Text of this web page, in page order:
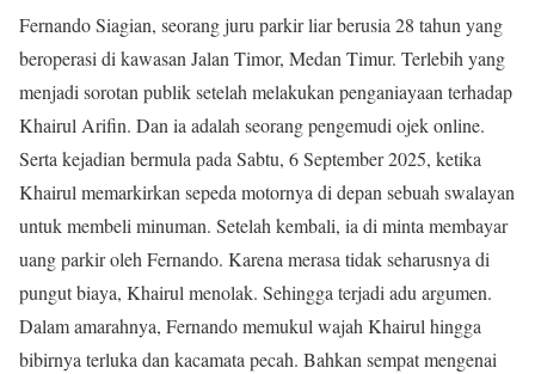
Fernando Siagian, seorang juru parkir liar berusia 28 tahun yang
beroperasi di kawasan Jalan Timor, Medan Timur. Terlebih yang
menjadi sorotan publik setelah melakukan penganiayaan terhadap
Khairul Arifin. Dan ia adalah seorang pengemudi ojek online.
Serta kejadian bermula pada Sabtu, 6 September 2025, ketika
Khairul memarkirkan sepeda motornya di depan sebuah swalayan
untuk membeli minuman. Setelah kembali, ia di minta membayar
uang parkir oleh Fernando. Karena merasa tidak seharusnya di
pungut biaya, Khairul menolak. Sehingga terjadi adu argumen.
Dalam amarahnya, Fernando memukul wajah Khairul hingga
bibirnya terluka dan kacamata pecah. Bahkan sempat mengenai